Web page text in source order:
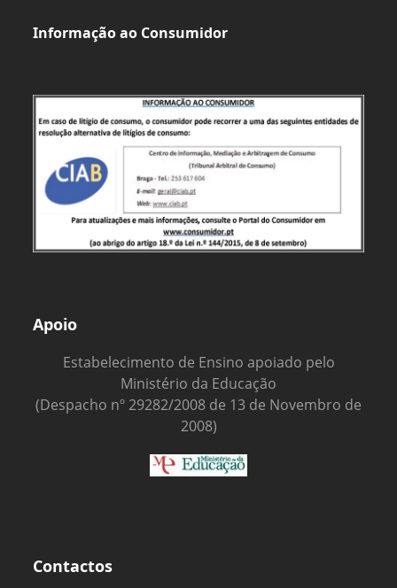
Informação ao Consumidor
Apoio
Estabelecimento de Ensino apoiado pelo
Ministério da Educação
(Despacho nº 29282/2008 de 13 de Novembro de
2008)
Contactos